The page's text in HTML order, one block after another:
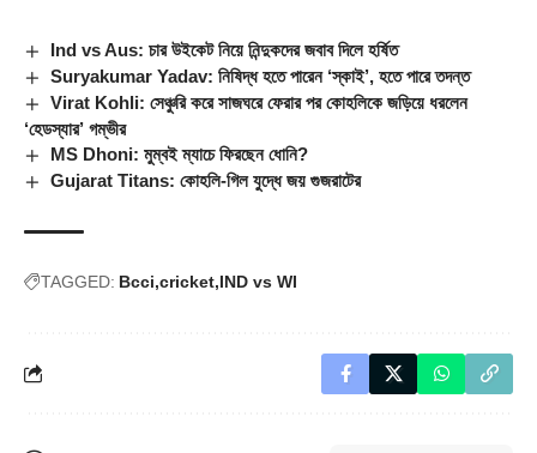
Ind vs Aus: চার উইকেট নিয়ে নিন্দুকদের জবাব দিলে হর্ষিত
Suryakumar Yadav: নিষিদ্ধ হতে পারেন ‘স্কাই’, হতে পারে তদন্ত
Virat Kohli: সেঞ্চুরি করে সাজঘরে ফেরার পর কোহলিকে জড়িয়ে ধরলেন
‘হেডস্যার’ গম্ভীর
MS Dhoni: মুম্বই ম্যাচে ফিরছেন ধোনি?
Gujarat Titans: কোহলি-গিল যুদ্ধে জয় গুজরাটের
TAGGED: Bcci cricket IND vs WI